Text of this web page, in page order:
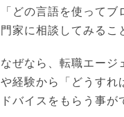
「どの言語を使って
門家に相談してみるこ
なぜなら、転職エージ
や経験から「どうすれ
ドバイスをもらう事が